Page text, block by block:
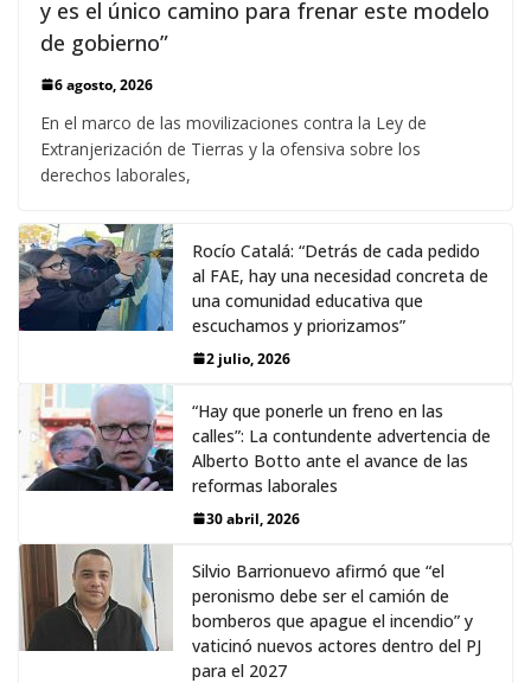
y es el único camino para frenar este modelo
de gobierno”
6 agosto, 2026
En el marco de las movilizaciones contra la Ley de
Extranjerización de Tierras y la ofensiva sobre los
derechos laborales,
Rocío Catalá: “Detrás de cada pedido
al FAE, hay una necesidad concreta de
una comunidad educativa que
escuchamos y priorizamos”
2 julio, 2026
“Hay que ponerle un freno en las
calles”: La contundente advertencia de
Alberto Botto ante el avance de las
reformas laborales
30 abril, 2026
Silvio Barrionuevo afirmó que “el
peronismo debe ser el camión de
bomberos que apague el incendio” y
vaticinó nuevos actores dentro del PJ
para el 2027